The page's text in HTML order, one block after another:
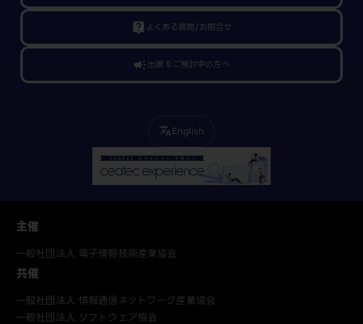
live_help よくある質問/お問合せ
campaign出展をご検討中の方へ
translateEnglish
主催
一般社団法人 電子情報技術産業協会
共催
一般社団法人 情報通信ネットワーク産業協会
一般社団法人 ソフトウェア協会